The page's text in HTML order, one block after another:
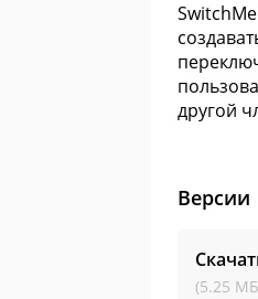
другой
Версии
(5.25